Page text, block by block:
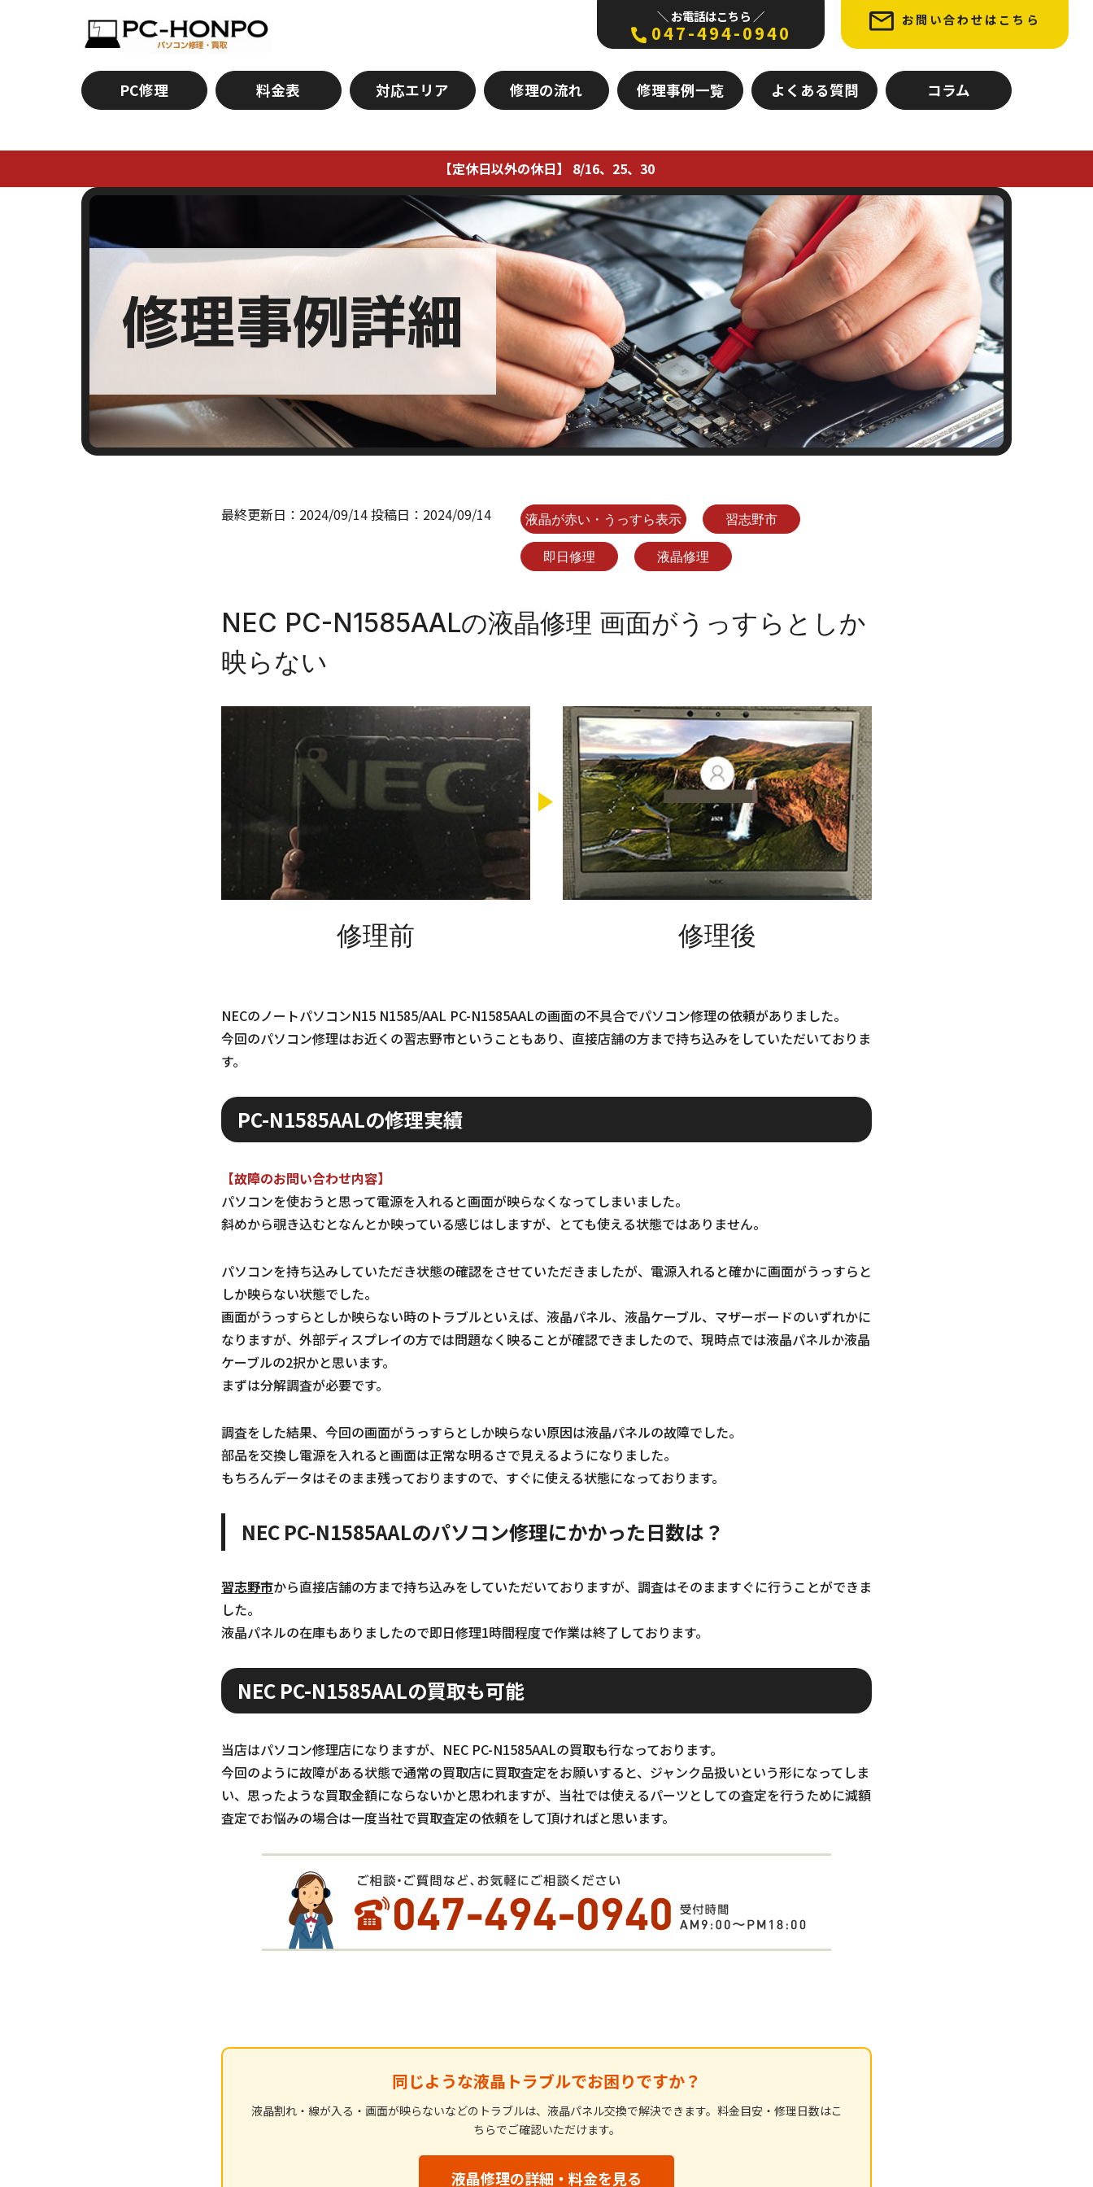
＼ お電話はこちら ／
047-494-0940
お問い合わせはこちら
PC修理 料金表 対応エリア 修理の流れ 修理事例一覧 よくある質問 コラム
【定休日以外の休日】 8/16、25、30
修理事例詳細
最終更新日： 2024/09/14投稿日： 2024/09/14 液晶が赤い・うっすら表示 習志野市
即日修理 液晶修理
NEC PC-N1585AALの液晶修理 画面がうっすらとしか
映らない
修理前 修理後
NECのノートパソコンN15 N1585/AAL PC-N1585AALの画面の不具合でパソコン修理の依頼がありました。
今回のパソコン修理はお近くの習志野市ということもあり、直接店舗の方まで持ち込みをしていただいておりま
す。
PC-N1585AALの修理実績
【故障のお問い合わせ内容】
パソコンを使おうと思って電源を入れると画面が映らなくなってしまいました。
斜めから覗き込むとなんとか映っている感じはしますが、とても使える状態ではありません。
パソコンを持ち込みしていただき状態の確認をさせていただきましたが、電源入れると確かに画面がうっすらと
しか映らない状態でした。
画面がうっすらとしか映らない時のトラブルといえば、液晶パネル、液晶ケーブル、マザーボードのいずれかに
なりますが、外部ディスプレイの方では問題なく映ることが確認できましたので、現時点では液晶パネルか液晶
ケーブルの2択かと思います。
まずは分解調査が必要です。
調査をした結果、今回の画面がうっすらとしか映らない原因は液晶パネルの故障でした。
部品を交換し電源を入れると画面は正常な明るさで見えるようになりました。
もちろんデータはそのまま残っておりますので、すぐに使える状態になっております。
NEC PC-N1585AALのパソコン修理にかかった日数は？
習志野市から直接店舗の方まで持ち込みをしていただいておりますが、調査はそのまますぐに行うことができま
した。
液晶パネルの在庫もありましたので即日修理1時間程度で作業は終了しております。
NEC PC-N1585AALの買取も可能
当店はパソコン修理店になりますが、NEC PC-N1585AALの買取も行なっております。
今回のように故障がある状態で通常の買取店に買取査定をお願いすると、ジャンク品扱いという形になってしま
い、思ったような買取金額にならないかと思われますが、当社では使えるパーツとしての査定を行うために減額
査定でお悩みの場合は一度当社で買取査定の依頼をして頂ければと思います。
同じような液晶トラブルでお困りですか？
液晶割れ・線が入る・画面が映らないなどのトラブルは、液晶パネル交換で解決できます。料金目安・修理日数はこ
ちらでご確認いただけます。
液晶修理の詳細・料金を見る